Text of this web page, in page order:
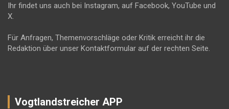
Ihr findet uns auch bei Instagram, auf Facebook, YouTube und
X.
Für Anfragen, Themenvorschläge oder Kritik erreicht ihr die
Redaktion über unser Kontaktformular auf der rechten Seite.
Vogtlandstreicher APP